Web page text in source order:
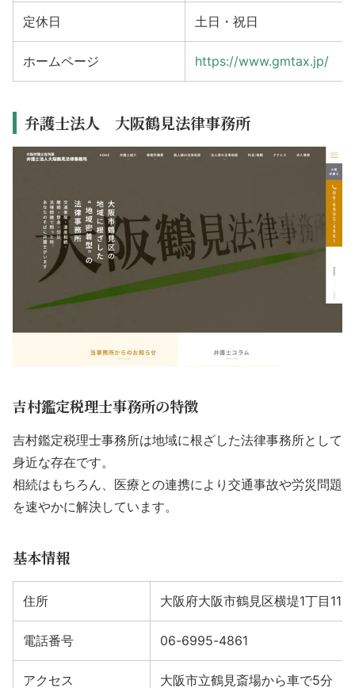
定休日 土日・祝日
ホームページ https://www.gmtax.jp/
弁護士法人 大阪鶴見法律事務所
吉村鑑定税理士事務所の特徴
吉村鑑定税理士事務所は地域に根ざした法律事務所として
身近な存在です。
相続はもちろん、医療との連携により交通事故や労災問題
を速やかに解決しています。
基本情報
住所 大阪府大阪市鶴見区横堤1丁目
電話番号 06-6995-4861
アクセス 大阪市立鶴見斎場から車で5分